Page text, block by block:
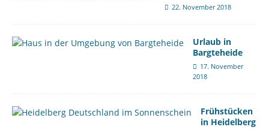
22. November 2018
Urlaub in
Bargteheide
17. November
2018
Frühstücken
in Heidelberg